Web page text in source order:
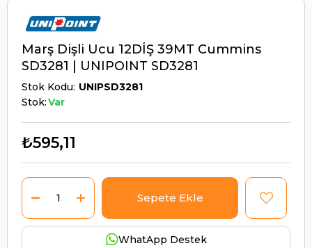
Marş Dişli Ucu 12DİŞ 39MT Cummins
SD3281 | UNIPOINT SD3281
Stok Kodu UNIPSD3281
Stok:Var
₺595,11
WhatApp Destek